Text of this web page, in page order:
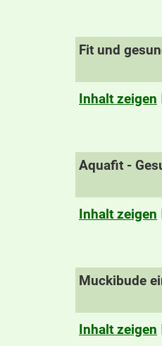
Fit und
Inhalt zeigen
Aquafit -
Inhalt zeigen
Muckibude
Inhalt zeigen